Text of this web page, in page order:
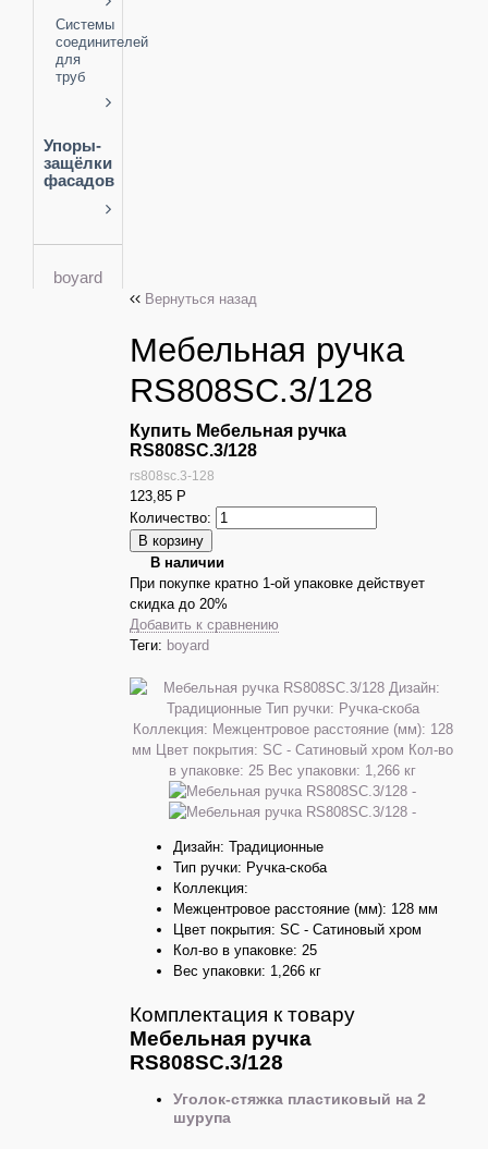
Системы
соединителей
для
труб
Упоры-
защёлки
фасадов
boyard
Вернуться назад
Мебельная ручка
RS808SC.3/128
Купить Мебельная ручка
RS808SC.3/128
rs808sc.3-128
123,85 Р
Количество:
В наличии
При покупке кратно 1-ой упаковке действует
скидка до 20%
Добавить к сравнению
Теги: boyard
Дизайн: Традиционные
Тип ручки: Ручка-скоба
Коллекция:
Межцентровое расстояние (мм): 128 мм
Цвет покрытия: SC - Сатиновый хром
Кол-во в упаковке: 25
Вес упаковки: 1,266 кг
Комплектация к товару
Мебельная ручка
RS808SC.3/128
Уголок-стяжка пластиковый на 2
шурупа